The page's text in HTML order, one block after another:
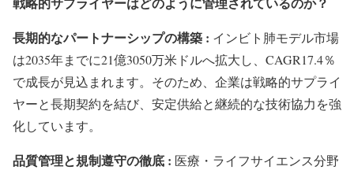
長期的なパートナーシップの構築 : インビト肺モデル市場
は2035年までに21億3050万米ドルへ拡大し、CAGR17.4％
で成長が見込まれます。そのため、企業は戦略的サプライ
ヤーと長期契約を結び、安定供給と継続的な技術協力を強
化しています。
品質管理と規制遵守の徹底 : 医療・ライフサイエンス分野